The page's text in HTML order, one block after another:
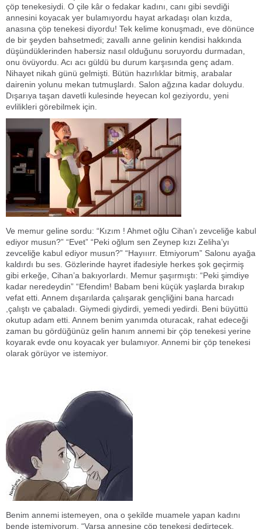
çöp tenekesiydi. O çile kâr o fedakar kadını, canı gibi sevdiği
annesini koyacak yer bulamıyordu hayat arkadaşı olan kızda,
anasına çöp tenekesi diyordu! Tek kelime konuşmadı, eve dönünce
de bir şeyden bahsetmedi; zavallı anne gelinin kendisi hakkında
düşündüklerinden habersiz nasıl olduğunu soruyordu durmadan,
onu övüyordu. Acı acı güldü bu durum karşısında genç adam.
Nihayet nikah günü gelmişti. Bütün hazırlıklar bitmiş, arabalar
dairenin yolunu mekan tutmuşlardı. Salon ağzına kadar doluydu.
Dışarıya taşan davetli kulesinde heyecan kol geziyordu, yeni
evlilikleri görebilmek için.
Ve memur geline sordu: “Kızım ! Ahmet oğlu Cihan’ı zevceliğe kabul
ediyor musun?” “Evet” “Peki oğlum sen Zeynep kızı Zeliha’yı
zevceliğe kabul ediyor musun?” “Hayııırr. Etmiyorum” Salonu ayağa
kaldırdı bu ses. Gözlerinde hayret ifadesiyle herkes şok geçirmiş
gibi erkeğe, Cihan’a bakıyorlardı. Memur şaşırmıştı: “Peki şimdiye
kadar neredeydin” “Efendim! Babam beni küçük yaşlarda bırakıp
vefat etti. Annem dışarılarda çalışarak gençliğini bana harcadı
,çalıştı ve çabaladı. Giymedi giydirdi, yemedi yedirdi. Beni büyüttü
okutup adam etti. Annem benim yanımda oturacak, rahat edeceği
zaman bu gördüğünüz gelin hanım annemi bir çöp tenekesi yerine
koyarak evde onu koyacak yer bulamıyor. Annemi bir çöp tenekesi
olarak görüyor ve istemiyor.
Benim annemi istemeyen, ona o şekilde muamele yapan kadını
bende istemiyorum. “Varsa annesine çöp tenekesi dedirtecek,